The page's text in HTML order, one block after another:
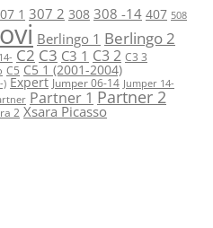
1 307 2 308 308 -14 407 508
Berlingo 1 Berlingo 2
C2 C3 C3 1 C3 2 C3 3
C5 C5 1 (2001-2004)
) Expert Jumper 06-14 Jumper 14-
Partner 1 Partner 2
2 Xsara Picasso